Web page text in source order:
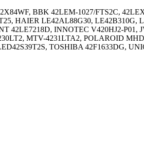
BBK 42LEM-1027/FTS2C,
HAIER LE42AL88G30, LE42B310G,
42LE7218D, INNOTEC V420HJ2-
MTV-4231LTA2, POLAROID
TOSHIBA 42F1633DG,